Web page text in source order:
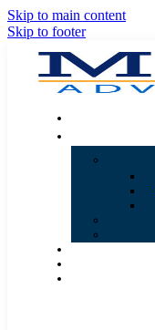
Skip to main content
Skip to footer